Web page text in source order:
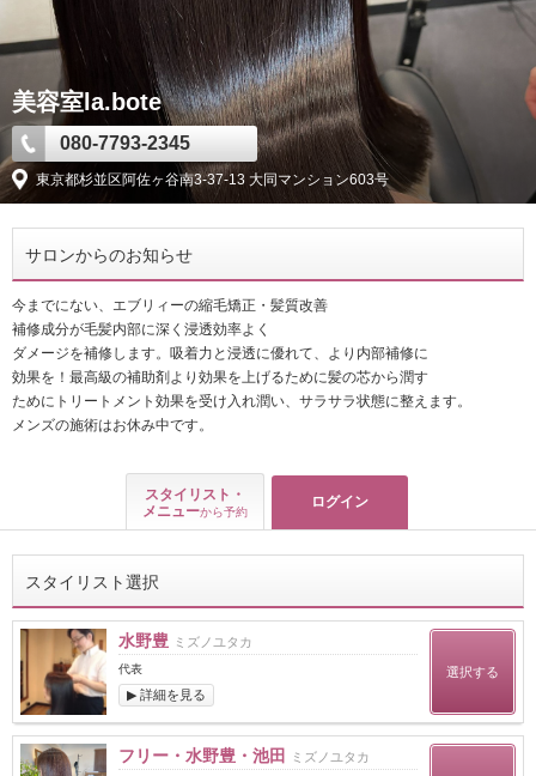
美容室la.bote
080-7793-2345
東京都杉並区阿佐ヶ谷南3-37-13 大同マンション603号
サロンからのお知らせ
今までにない、エブリィーの縮毛矯正・髪質改善
補修成分が毛髪内部に深く浸透効率よく
ダメージを補修します。吸着力と浸透に優れて、より内部補修に
効果を！最高級の補助剤より効果を上げるために髪の芯から潤す
ためにトリートメント効果を受け入れ潤い、サラサラ状態に整えます。
メンズの施術はお休み中です。
スタイリスト・
メニューから予約
ログイン
スタイリスト選択
水野豊 ミズノユタカ
代表
▶ 詳細を見る
選択する
フリー・水野豊・池田 ミズノユタカ